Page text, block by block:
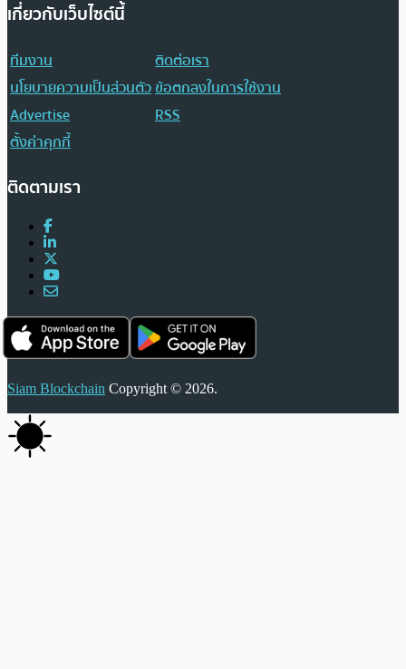
เกี่ยวกับเว็บไซต์นี้
ทีมงาน
ติดต่อเรา
นโยบายความเป็นส่วนตัวข้อตกลงในการใช้งาน
Advertise
RSS
ตั้งค่าคุกกี้
ติดตามเรา
Siam Blockchain Copyright © 2026.